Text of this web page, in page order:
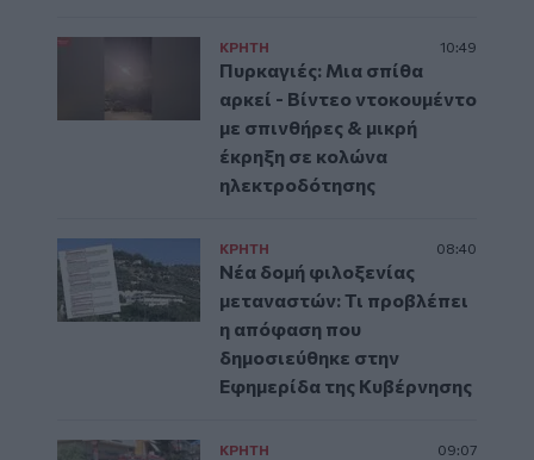
ΚΡΗΤΗ 10:49
Πυρκαγιές: Μια σπίθα
αρκεί - Βίντεο ντοκουμέντο
με σπινθήρες & μικρή
έκρηξη σε κολώνα
ηλεκτροδότησης
ΚΡΗΤΗ 08:40
Νέα δομή φιλοξενίας
μεταναστών: Τι προβλέπει
η απόφαση που
δημοσιεύθηκε στην
Εφημερίδα της Κυβέρνησης
ΚΡΗΤΗ 09:07